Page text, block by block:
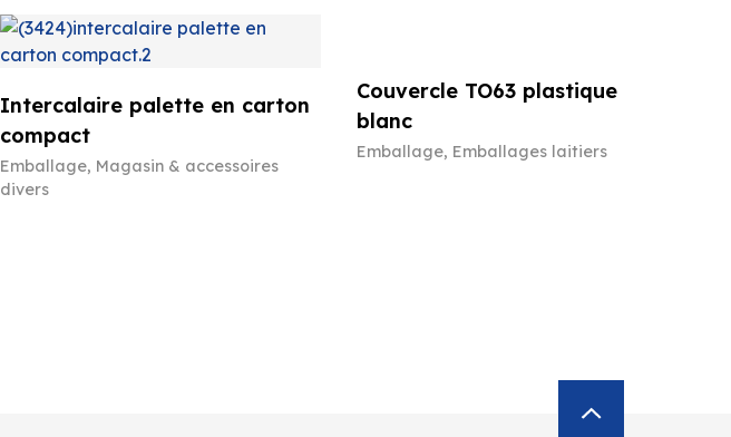
Intercalaire palette en carton
compact
Emballage, Magasin & accessoires
divers
Couvercle TO63 plastique
blanc
Emballage, Emballages laitiers